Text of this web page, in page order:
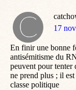
dit
17
En finir une bonne
antisémitisme du
peuvent pour tenter
ne prend plus ; il
classe politique